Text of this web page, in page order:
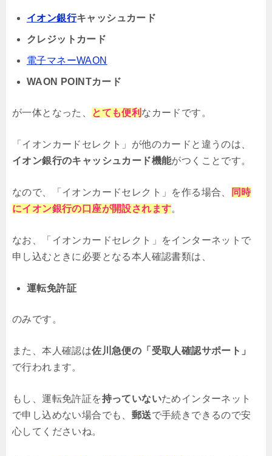
イオン銀行キャッシュカード
クレジットカード
電子マネーWAON
WAON POINTカード
が一体となった、 とても便利 なカードです。
「イオンカードセレクト」が他のカードと違うのは、
イオン銀行のキャッシュカード機能がつくことです。
なので、「イオンカードセレクト」を作る場合、
同時
にイオン銀行の口座が開設されます。
なお、「イオンカードセレクト」をインターネットで
申し込むときに必要となる本人確認書類は、
運転免許証
のみです。
また、本人確認は佐川急便の「受取人確認サポート」
で行われます。
もし、運転免許証を持っていないためインターネット
で申し込めない場合でも、 郵送で手続きできるので安
心してくださいね。